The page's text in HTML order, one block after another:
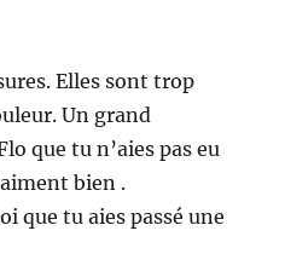
Elles sont trop
Un grand
que tu n’aies pas eu
bien .
que tu aies passé une